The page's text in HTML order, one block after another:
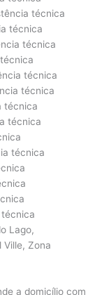
a domicílio com